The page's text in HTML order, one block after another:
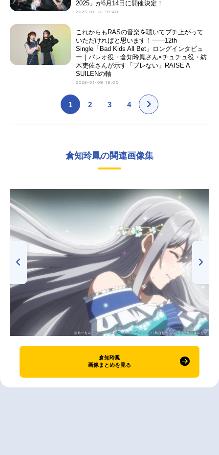
2025」が6月14日に開催決定！
2025-01-20 10:40
これからもRASの音楽を聴いてブチ上がって
いただければと思います！――12th
Single「Bad Kids All Bet」ロングインタビュ
ー｜パレオ役・倉知玲鳳さん×チュチュ役・紡
木吏佐さんが示す「ブレない」RAISE A
SUILENの軸
2025-01-08 19:00
1 2 3 4
倉知玲鳳の関連画像集
倉知玲鳳
画像まとめを見る